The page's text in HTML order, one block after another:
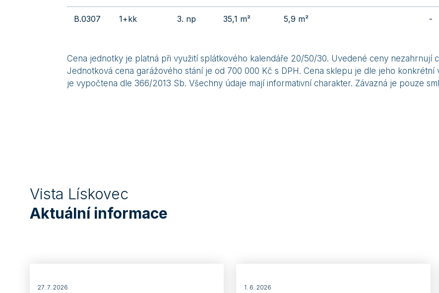
B.0307 1+kk 3. np 35,1 m² 5,9 m² -
Cena jednotky je platná při využití splátkového kalendáře 20/50/30. Uvedené ceny nezahrnují
Jednotková cena garážového stání je od 700 000 Kč s DPH. Cena sklepu je dle jeho konkrétní
je vypočtena dle 366/2013 Sb. Všechny údaje mají informativní charakter. Závazná je pouze
Vista Lískovec
Aktuální informace
27. 7. 2026 1. 6. 2026